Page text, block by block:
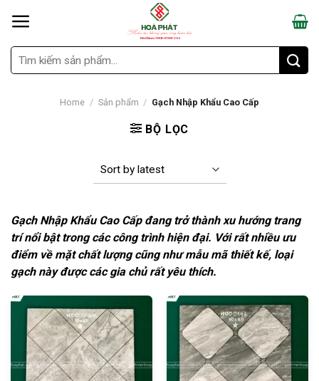
Search
for:
Home / Sản phẩm / Gạch Nhập Khẩu Cao Cấp
BỘ LỌC
Gạch Nhập Khẩu Cao Cấp đang trở thành xu hướng trang
trí nổi bật trong các công trình hiện đại. Với rất nhiều ưu
điểm về mặt chất lượng cũng như mẫu mã thiết kế, loại
gạch này được các gia chủ rất yêu thích.